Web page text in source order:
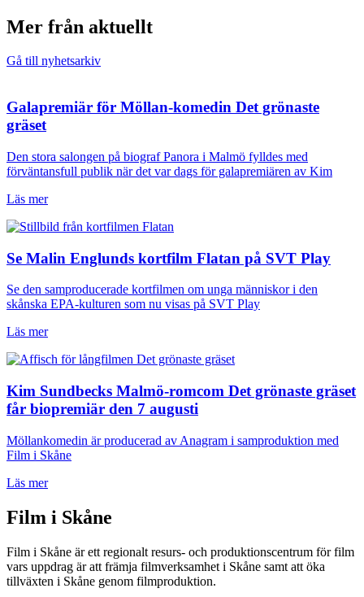
Mer från aktuellt
Gå till nyhetsarkiv
Galapremiär för Möllan-komedin Det grönaste
gräset
Den stora salongen på biograf Panora i Malmö fylldes med
förväntansfull publik när det var dags för galapremiären av Kim
Läs mer
Se Malin Englunds kortfilm Flatan på SVT Play
Se den samproducerade kortfilmen om unga människor i den
skånska EPA-kulturen som nu visas på SVT Play
Läs mer
Kim Sundbecks Malmö-romcom Det grönaste gräset
får biopremiär den 7 augusti
Möllankomedin är producerad av Anagram i samproduktion med
Film i Skåne
Läs mer
Film i Skåne
Film i Skåne är ett regionalt resurs- och produktionscentrum för film
vars uppdrag är att främja filmverksamhet i Skåne samt att öka
tillväxten i Skåne genom filmproduktion.